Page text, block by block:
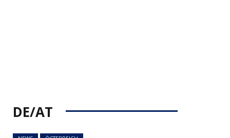
DE/AT